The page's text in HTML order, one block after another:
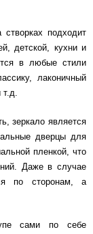
подходит
детской, кухни и
в любые стили
лаконичный
т.д.
зеркало является
дверцы для
пленкой, что
Даже в случае
по сторонам, а
сами по себе